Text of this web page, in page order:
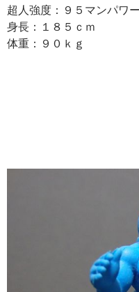
超人強度：９５マンパワー
身長：１８５ｃｍ
体重：９０ｋｇ